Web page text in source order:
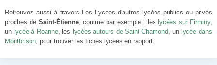
Retrouvez aussi à travers Les Lycees d'autres lycées publics ou privés
proches de Saint-Étienne, comme par exemple : les lycées sur Firminy,
un lycée à Roanne, les lycées autours de Saint-Chamond, un lycée dans
Montbrison, pour trouver les fiches lycées en rapport.